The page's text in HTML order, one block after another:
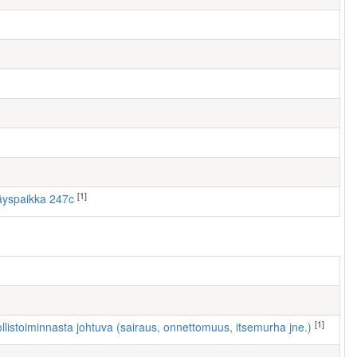
247c [1]
johtuva (sairaus, onnettomuus, itsemurha jne.) [1]